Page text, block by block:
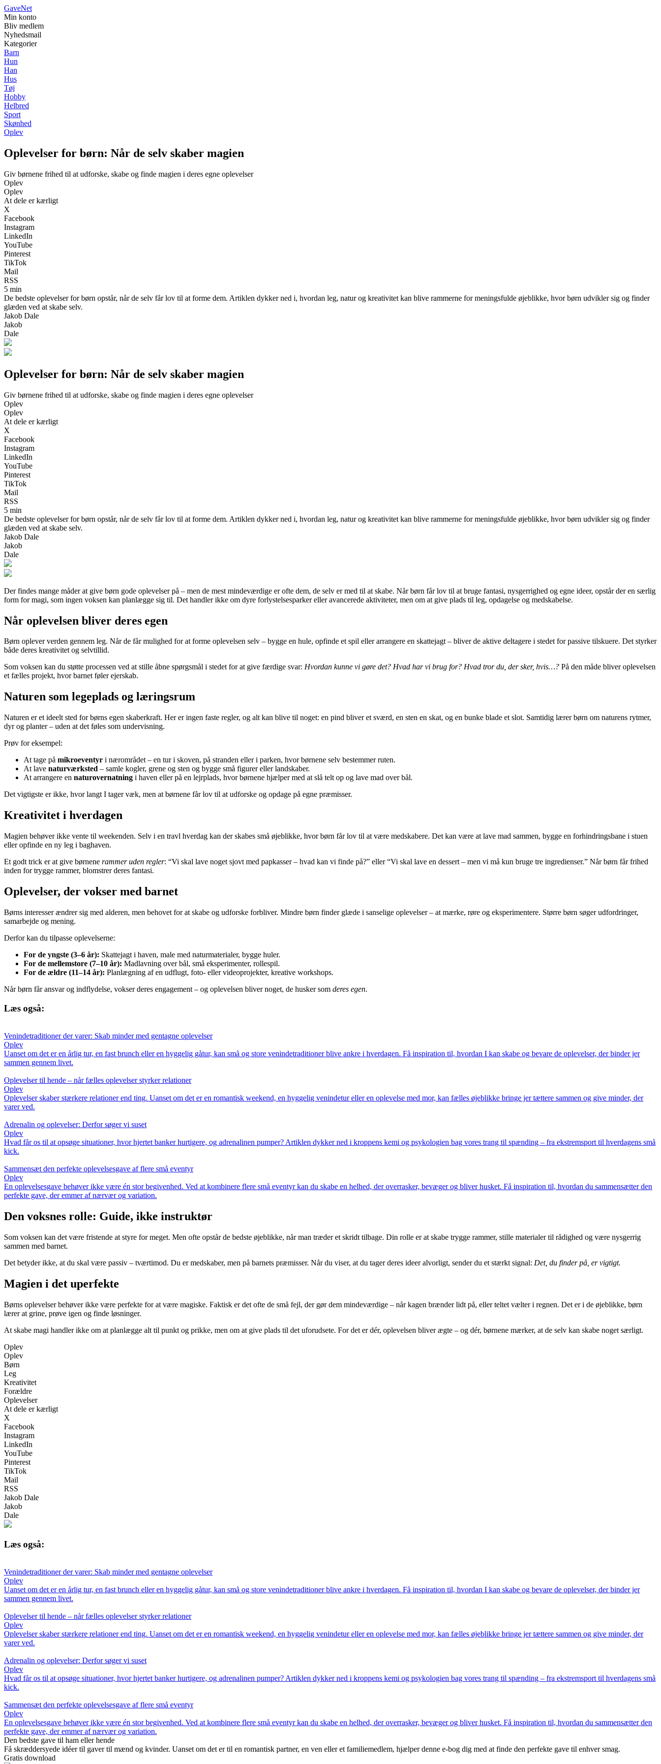
GaveNet
Min konto
Bliv medlem
Nyhedsmail
Kategorier
Barn
Hun
Han
Hus
Tøj
Hobby
Helbred
Sport
Skønhed
Oplev
Oplevelser for børn: Når de selv skaber magien
Giv børnene frihed til at udforske, skabe og finde magien i deres egne oplevelser
Oplev
Oplev
At dele er kærligt
X
Facebook
Instagram
LinkedIn
YouTube
Pinterest
TikTok
Mail
RSS
5 min
De bedste oplevelser for børn opstår, når de selv får lov til at forme dem. Artiklen dykker ned i, hvordan leg, natur og kreativitet kan blive rammerne for meningsfulde øjeblikke, hvor børn udvikler sig og finder
glæden ved at skabe selv.
Jakob Dale
Jakob
Dale
Oplevelser for børn: Når de selv skaber magien
Giv børnene frihed til at udforske, skabe og finde magien i deres egne oplevelser
Oplev
Oplev
At dele er kærligt
X
Facebook
Instagram
LinkedIn
YouTube
Pinterest
TikTok
Mail
RSS
5 min
De bedste oplevelser for børn opstår, når de selv får lov til at forme dem. Artiklen dykker ned i, hvordan leg, natur og kreativitet kan blive rammerne for meningsfulde øjeblikke, hvor børn udvikler sig og finder
glæden ved at skabe selv.
Jakob Dale
Jakob
Dale
Der findes mange måder at give børn gode oplevelser på – men de mest mindeværdige er ofte dem, de selv er med til at skabe. Når børn får lov til at bruge fantasi, nysgerrighed og egne ideer, opstår der en særlig
form for magi, som ingen voksen kan planlægge sig til. Det handler ikke om dyre forlystelsesparker eller avancerede aktiviteter, men om at give plads til leg, opdagelse og medskabelse.
Når oplevelsen bliver deres egen
Børn oplever verden gennem leg. Når de får mulighed for at forme oplevelsen selv – bygge en hule, opfinde et spil eller arrangere en skattejagt – bliver de aktive deltagere i stedet for passive tilskuere. Det styrker
både deres kreativitet og selvtillid.
Som voksen kan du støtte processen ved at stille åbne spørgsmål i stedet for at give færdige svar: Hvordan kunne vi gøre det? Hvad har vi brug for? Hvad tror du, der sker, hvis…? På den måde bliver oplevelsen
et fælles projekt, hvor barnet føler ejerskab.
Naturen som legeplads og læringsrum
Naturen er et ideelt sted for børns egen skaberkraft. Her er ingen faste regler, og alt kan blive til noget: en pind bliver et sværd, en sten en skat, og en bunke blade et slot. Samtidig lærer børn om naturens rytmer,
dyr og planter – uden at det føles som undervisning.
Prøv for eksempel:
At tage på mikroeventyr i nærområdet – en tur i skoven, på stranden eller i parken, hvor børnene selv bestemmer ruten.
At lave naturværksted – samle kogler, grene og sten og bygge små figurer eller landskaber.
At arrangere en naturovernatning i haven eller på en lejrplads, hvor børnene hjælper med at slå telt op og lave mad over bål.
Det vigtigste er ikke, hvor langt I tager væk, men at børnene får lov til at udforske og opdage på egne præmisser.
Kreativitet i hverdagen
Magien behøver ikke vente til weekenden. Selv i en travl hverdag kan der skabes små øjeblikke, hvor børn får lov til at være medskabere. Det kan være at lave mad sammen, bygge en forhindringsbane i stuen
eller opfinde en ny leg i baghaven.
Et godt trick er at give børnene rammer uden regler: “Vi skal lave noget sjovt med papkasser – hvad kan vi finde på?” eller “Vi skal lave en dessert – men vi må kun bruge tre ingredienser.” Når børn får frihed
inden for trygge rammer, blomstrer deres fantasi.
Oplevelser, der vokser med barnet
Børns interesser ændrer sig med alderen, men behovet for at skabe og udforske forbliver. Mindre børn finder glæde i sanselige oplevelser – at mærke, røre og eksperimentere. Større børn søger udfordringer,
samarbejde og mening.
Derfor kan du tilpasse oplevelserne:
For de yngste (3–6 år): Skattejagt i haven, male med naturmaterialer, bygge huler.
For de mellemstore (7–10 år): Madlavning over bål, små eksperimenter, rollespil.
For de ældre (11–14 år): Planlægning af en udflugt, foto- eller videoprojekter, kreative workshops.
Når børn får ansvar og indflydelse, vokser deres engagement – og oplevelsen bliver noget, de husker som deres egen.
Læs også:
Venindetraditioner der varer: Skab minder med gentagne oplevelser
Oplev
Uanset om det er en årlig tur, en fast brunch eller en hyggelig gåtur, kan små og store venindetraditioner blive ankre i hverdagen. Få inspiration til, hvordan I kan skabe og bevare de oplevelser, der binder jer
sammen gennem livet.
Oplevelser til hende – når fælles oplevelser styrker relationer
Oplev
Oplevelser skaber stærkere relationer end ting. Uanset om det er en romantisk weekend, en hyggelig venindetur eller en oplevelse med mor, kan fælles øjeblikke bringe jer tættere sammen og give minder, der
varer ved.
Adrenalin og oplevelser: Derfor søger vi suset
Oplev
Hvad får os til at opsøge situationer, hvor hjertet banker hurtigere, og adrenalinen pumper? Artiklen dykker ned i kroppens kemi og psykologien bag vores trang til spænding – fra ekstremsport til hverdagens små
kick.
Sammensæt den perfekte oplevelsesgave af flere små eventyr
Oplev
En oplevelsesgave behøver ikke være én stor begivenhed. Ved at kombinere flere små eventyr kan du skabe en helhed, der overrasker, bevæger og bliver husket. Få inspiration til, hvordan du sammensætter den
perfekte gave, der emmer af nærvær og variation.
Den voksnes rolle: Guide, ikke instruktør
Som voksen kan det være fristende at styre for meget. Men ofte opstår de bedste øjeblikke, når man træder et skridt tilbage. Din rolle er at skabe trygge rammer, stille materialer til rådighed og være nysgerrig
sammen med barnet.
Det betyder ikke, at du skal være passiv – tværtimod. Du er medskaber, men på barnets præmisser. Når du viser, at du tager deres ideer alvorligt, sender du et stærkt signal: Det, du finder på, er vigtigt.
Magien i det uperfekte
Børns oplevelser behøver ikke være perfekte for at være magiske. Faktisk er det ofte de små fejl, der gør dem mindeværdige – når kagen brænder lidt på, eller teltet vælter i regnen. Det er i de øjeblikke, børn
lærer at grine, prøve igen og finde løsninger.
At skabe magi handler ikke om at planlægge alt til punkt og prikke, men om at give plads til det uforudsete. For det er dér, oplevelsen bliver ægte – og dér, børnene mærker, at de selv kan skabe noget særligt.
Oplev
Oplev
Børn
Leg
Kreativitet
Forældre
Oplevelser
At dele er kærligt
X
Facebook
Instagram
LinkedIn
YouTube
Pinterest
TikTok
Mail
RSS
Jakob Dale
Jakob
Dale
Læs også:
Venindetraditioner der varer: Skab minder med gentagne oplevelser
Oplev
Uanset om det er en årlig tur, en fast brunch eller en hyggelig gåtur, kan små og store venindetraditioner blive ankre i hverdagen. Få inspiration til, hvordan I kan skabe og bevare de oplevelser, der binder jer
sammen gennem livet.
Oplevelser til hende – når fælles oplevelser styrker relationer
Oplev
Oplevelser skaber stærkere relationer end ting. Uanset om det er en romantisk weekend, en hyggelig venindetur eller en oplevelse med mor, kan fælles øjeblikke bringe jer tættere sammen og give minder, der
varer ved.
Adrenalin og oplevelser: Derfor søger vi suset
Oplev
Hvad får os til at opsøge situationer, hvor hjertet banker hurtigere, og adrenalinen pumper? Artiklen dykker ned i kroppens kemi og psykologien bag vores trang til spænding – fra ekstremsport til hverdagens små
kick.
Sammensæt den perfekte oplevelsesgave af flere små eventyr
Oplev
En oplevelsesgave behøver ikke være én stor begivenhed. Ved at kombinere flere små eventyr kan du skabe en helhed, der overrasker, bevæger og bliver husket. Få inspiration til, hvordan du sammensætter den
perfekte gave, der emmer af nærvær og variation.
Den bedste gave til ham eller hende
Få skræddersyede idéer til gaver til mænd og kvinder. Uanset om det er til en romantisk partner, en ven eller et familiemedlem, hjælper denne e-bog dig med at finde den perfekte gave til enhver smag.
Gratis download